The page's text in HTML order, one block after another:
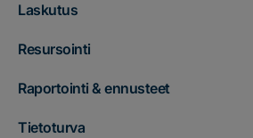
Laskutus
Resursointi
Raportointi & ennusteet
Tietoturva